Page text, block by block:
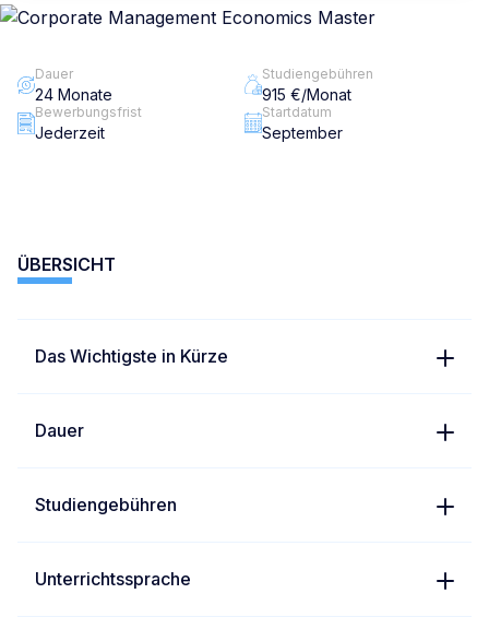
Dauer
24 Monate
Studiengebühren
915 €/Monat
Bewerbungsfrist
Jederzeit
Startdatum
September
ÜBERSICHT
Das Wichtigste in Kürze
Dauer
Studiengebühren
Unterrichtssprache